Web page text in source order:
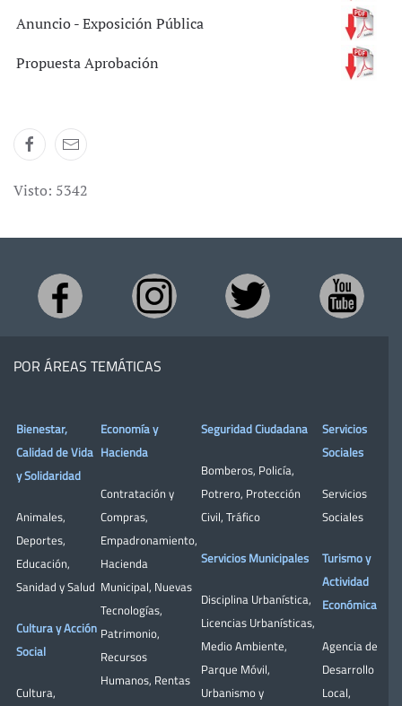
Anuncio - Exposición Pública
Propuesta Aprobación
Visto: 5342
POR ÁREAS TEMÁTICAS
Bienestar,
Calidad de Vida
y Solidaridad
Animales,
Deportes,
Educación,
Sanidad y Salud
Cultura y Acción
Social
Cultura,
Economía y
Hacienda
Contratación y
Compras,
Empadronamiento,
Hacienda
Municipal, Nuevas
Tecnologías,
Patrimonio,
Recursos
Humanos, Rentas
Seguridad Ciudadana
Bomberos, Policía,
Potrero, Protección
Civil, Tráfico
Servicios Municipales
Disciplina Urbanística,
Licencias Urbanísticas,
Medio Ambiente,
Parque Móvil,
Urbanismo y
Servicios
Sociales
Servicios
Sociales
Turismo y
Actividad
Económica
Agencia de
Desarrollo
Local,